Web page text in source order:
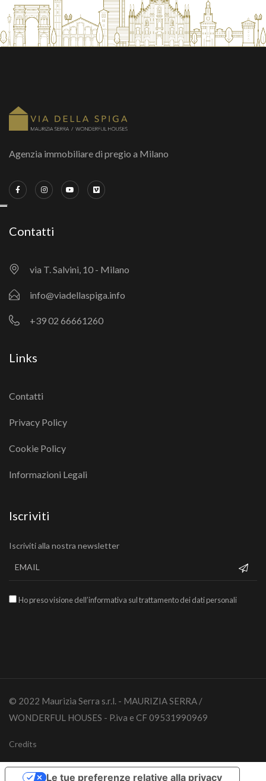
Agenzia immobiliare di pregio a Milano
Contatti
via T. Salvini, 10 - Milano
info@viadellaspiga.info
+39 02 66661260
Links
Contatti
Privacy Policy
Cookie Policy
Informazioni Legali
Iscriviti
Iscriviti alla nostra newsletter
Ho preso visione dell’informativa sul trattamento dei dati personali
© 2022 Maurizia Serra s.r.l. - MAURIZIA SERRA /
WONDERFUL HOUSES - P.iva e CF 09531990969
Credits
Le tue preferenze relative alla privacy